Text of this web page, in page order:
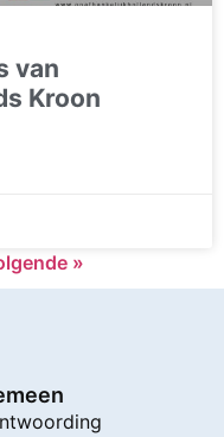
van
Kroon
»